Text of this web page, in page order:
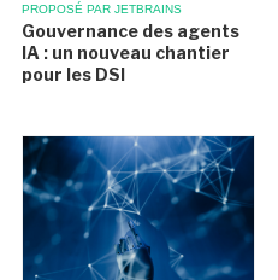
PROPOSÉ PAR JETBRAINS
Gouvernance des agents
IA : un nouveau chantier
pour les DSI